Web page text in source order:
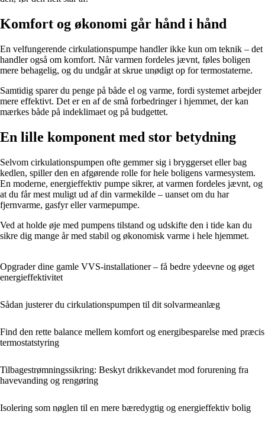
Komfort og økonomi går hånd i hånd
En velfungerende cirkulationspumpe handler ikke kun om teknik – det
handler også om komfort. Når varmen fordeles jævnt, føles boligen
mere behagelig, og du undgår at skrue unødigt op for termostaterne.
Samtidig sparer du penge på både el og varme, fordi systemet arbejder
mere effektivt. Det er en af de små forbedringer i hjemmet, der kan
mærkes både på indeklimaet og på budgettet.
En lille komponent med stor betydning
Selvom cirkulationspumpen ofte gemmer sig i bryggerset eller bag
kedlen, spiller den en afgørende rolle for hele boligens varmesystem.
En moderne, energieffektiv pumpe sikrer, at varmen fordeles jævnt, og
at du får mest muligt ud af din varmekilde – uanset om du har
fjernvarme, gasfyr eller varmepumpe.
Ved at holde øje med pumpens tilstand og udskifte den i tide kan du
sikre dig mange år med stabil og økonomisk varme i hele hjemmet.
Opgrader dine gamle VVS-installationer – få bedre ydeevne og øget
energieffektivitet
Sådan justerer du cirkulationspumpen til dit solvarmeanlæg
Find den rette balance mellem komfort og energibesparelse med præcis
termostatstyring
Tilbagestrømningssikring: Beskyt drikkevandet mod forurening fra
havevanding og rengøring
Isolering som nøglen til en mere bæredygtig og energieffektiv bolig